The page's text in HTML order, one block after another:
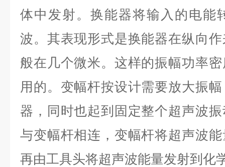
体中发射。换能器将输入的电能
波。其表现形式是换能器在纵向
般在几个微米。这样的振幅功率
用的。变幅杆按设计需要放大振
器，同时也起到固定整个超声波
与变幅杆相连，变幅杆将超声波
再由工具头将超声波能量发射到化